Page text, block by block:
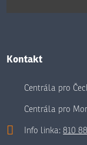
Kontakt
Centrála pro
Centrála pro
Info linka:810